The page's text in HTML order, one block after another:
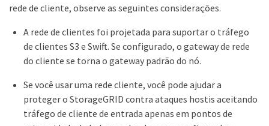
rede de cliente, observe as seguintes considerações.
A rede de clientes foi projetada para suportar o tráfego
de clientes S3 e Swift. Se configurado, o gateway de rede
do cliente se torna o gateway padrão do nó.
Se você usar uma rede cliente, você pode ajudar a
proteger o StorageGRID contra ataques hostis aceitando
tráfego de cliente de entrada apenas em pontos de